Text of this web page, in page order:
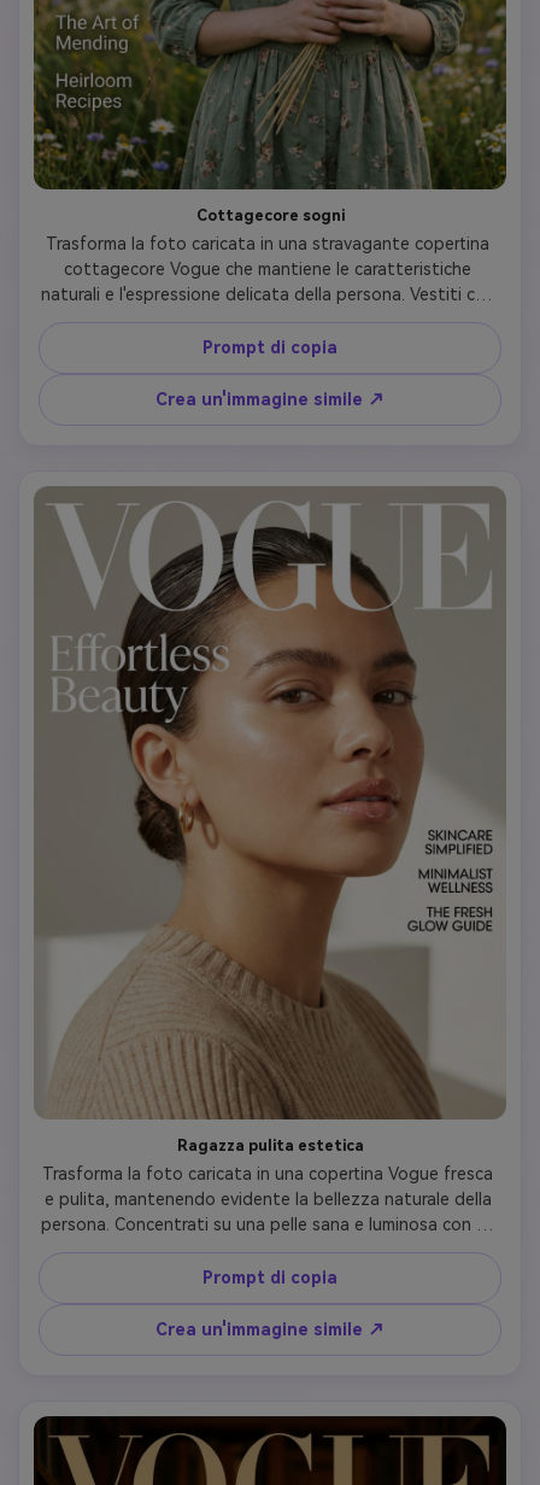
Cottagecore sogni
Trasforma la foto caricata in una stravagante copertina
cottagecore Vogue che mantiene le caratteristiche
naturali e l'espressione delicata della persona. Vestiti con
stampe floreali d'ispirazione vintage, abiti da prateria,
tessuti di lino, colletti in pizzo o cardigan lavorati a mano
nei toni terrosi (verde salvia, terracotta, crema, rosa
polverosa). Usa una morbida illuminazione naturale che
suggerisce l'ora dorata o la luce solare macchiata. Capelli:
Incorporare elementi naturali: fiori selvatici, grano, giardini.
Tipografia: 'VOGUE' in carattere scritto a mano, titolo
'Nature's Grace', linee di copertina su vita lenta e bellezza
pastorale. Evocare la serenità pastorale.
Prompt di copia
Crea un'immagine simile ↗
Ragazza pulita estetica
Trasforma la foto caricata in una copertina Vogue fresca
e pulita, mantenendo evidente la bellezza naturale della
persona. Concentrati su una pelle sana e luminosa con un
trucco minimale: fondotinta rugiada, sopracciglia
sollevate, labbra lucide e rosso naturale. I capelli
dovrebbero essere scivolati-back basso bun, coda di
cavallo stretta, o wet-look styling. Gioielli d'oro semplici
(cerchi, catene delicate). Outfit in basics neutri: canotta
in pulito sans-serif, titolo 'Bellezza senza sforzo', linee di
copertura su cura della pelle, benessere e sicurezza
Prompt di copia
Crea un'immagine simile ↗